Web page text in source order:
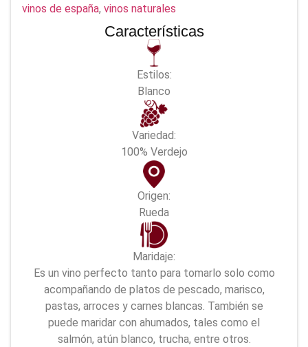
vinos de españa, vinos naturales
Características
Estilos:
Blanco
Variedad:
100% Verdejo
Origen:
Rueda
Maridaje:
Es un vino perfecto tanto para tomarlo solo como
acompañando de platos de pescado, marisco,
pastas, arroces y carnes blancas. También se
puede maridar con ahumados, tales como el
salmón, atún blanco, trucha, entre otros.